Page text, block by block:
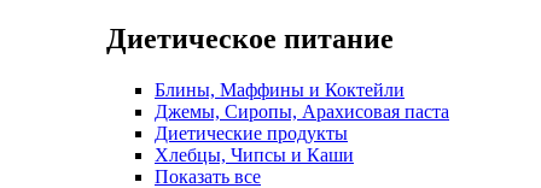
Диетическое питание
Блины, Маффины и Коктейли
Джемы, Сиропы, Арахисовая паста
Диетические продукты
Хлебцы, Чипсы и Каши
Показать все